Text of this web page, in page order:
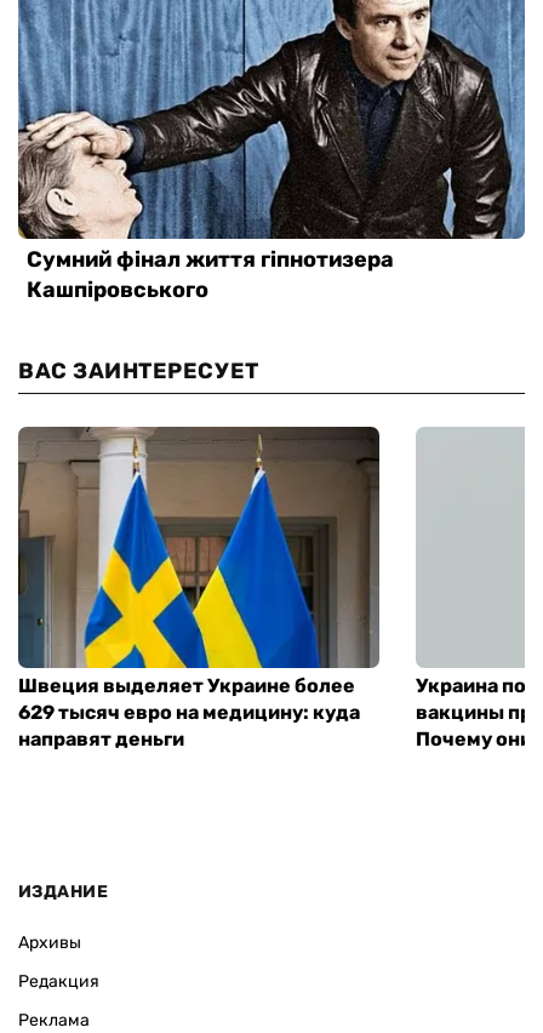
ВАС ЗАИНТЕРЕСУЕТ
Швеция выделяет Украине более
629 тысяч евро на медицину: куда
направят деньги
Украина
вакцины
Почему они
ИЗДАНИЕ
Архивы
Редакция
Реклама